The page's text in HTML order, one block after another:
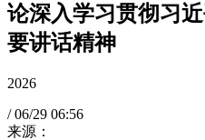
论深入学习贯彻习
要讲话精神
2026
/ 06/29 06:56
来源：